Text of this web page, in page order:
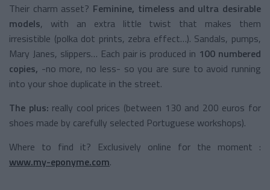
Their charm asset? Feminine, timeless and ultra desirable
models, with an extra little twist that makes them
irresistible (polka dot prints, zebra effect…). Sandals, pumps,
Mary Janes, slippers… Each pair is produced in 100 numbered
copies, -no more, no less- so you are sure to avoid running
into your shoe duplicate in the street.
The plus: really cool prices (between 130 and 200 euros for
shoes made by carefully selected Portuguese workshops).
Where to find it? Exclusively online for the moment :
www.my-eponyme.com.